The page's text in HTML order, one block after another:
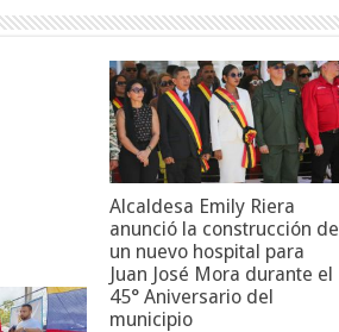
Alcaldesa Emily Riera
anunció la construcción de
un nuevo hospital para
Juan José Mora durante el
45° Aniversario del
municipio